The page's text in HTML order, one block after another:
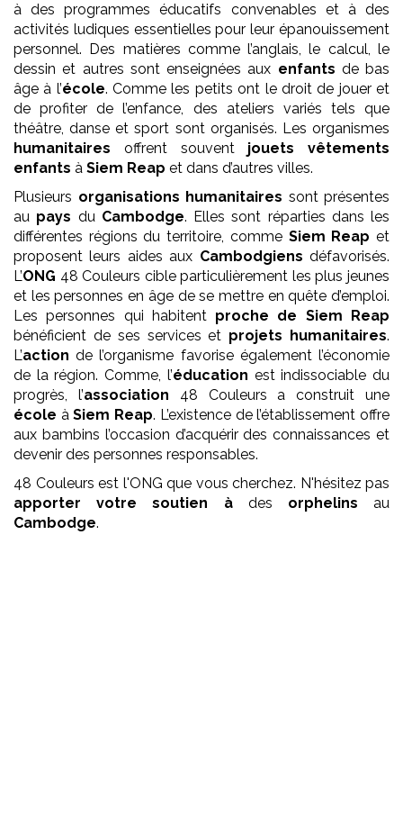
à des programmes éducatifs convenables et à des
activités ludiques essentielles pour leur épanouissement
personnel. Des matières comme l’anglais, le calcul, le
dessin et autres sont enseignées aux enfants de bas
âge à l’école. Comme les petits ont le droit de jouer et
de profiter de l’enfance, des ateliers variés tels que
théâtre, danse et sport sont organisés. Les organismes
humanitaires offrent souvent jouets vêtements
enfants à Siem Reap et dans d’autres villes.
Plusieurs organisations humanitaires sont présentes
au pays du Cambodge. Elles sont réparties dans les
différentes régions du territoire, comme Siem Reap et
proposent leurs aides aux Cambodgiens défavorisés.
L’ONG 48 Couleurs cible particulièrement les plus jeunes
et les personnes en âge de se mettre en quête d’emploi.
Les personnes qui habitent proche de Siem Reap
bénéficient de ses services et projets humanitaires.
L’action de l’organisme favorise également l’économie
de la région. Comme, l’éducation est indissociable du
progrès, l’association 48 Couleurs a construit une
école àSiem Reap. L’existence de l’établissement offre
aux bambins l’occasion d’acquérir des connaissances et
devenir des personnes responsables.
48 Couleurs est l'ONG que vous cherchez. N'hésitez pas
apporter votre soutien àdes orphelins au
Cambodge.